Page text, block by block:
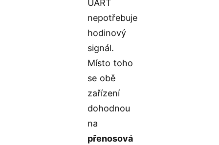
UART
nepotřebuje
hodinový
signál.
Místo toho
se obě
zařízení
dohodnou
na
přenosová